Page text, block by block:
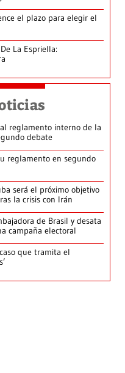
el plazo para elegir el
La Espriella:
reglamento interno de la
debate
reglamento en segundo
será el próximo objetivo
la crisis con Irán
de Brasil y desata
campaña electoral
que tramita el